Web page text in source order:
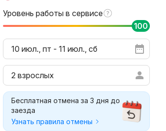
Уровень работы в сервисе
100
10 июл., пт - 11 июл., сб
2 взрослых
Бесплатная отмена за 3 дня до
заезда
Узнать правила отмены